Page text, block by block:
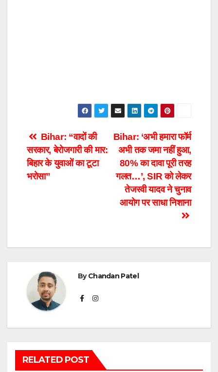
Post
navigation
Bihar: ‘अभी हमारा फॉर्म
अभी तक जमा नहीं हुआ,
80% का दावा पूरी तरह
गलत…’, SIR को लेकर
तेजस्वी यादव ने चुनाव
आयोग पर साधा निशाना
Bihar: “वादों की
सरकार, बेरोजगारी की मार:
बिहार के युवाओं का टूटा
भरोसा”
ByChandan Patel
RELATED POST